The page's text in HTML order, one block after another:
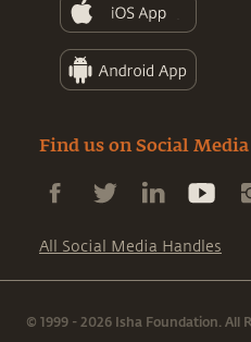
Find us on Social Media
All Social Media Handles
© 1999 - 2026 Isha Foundation. All